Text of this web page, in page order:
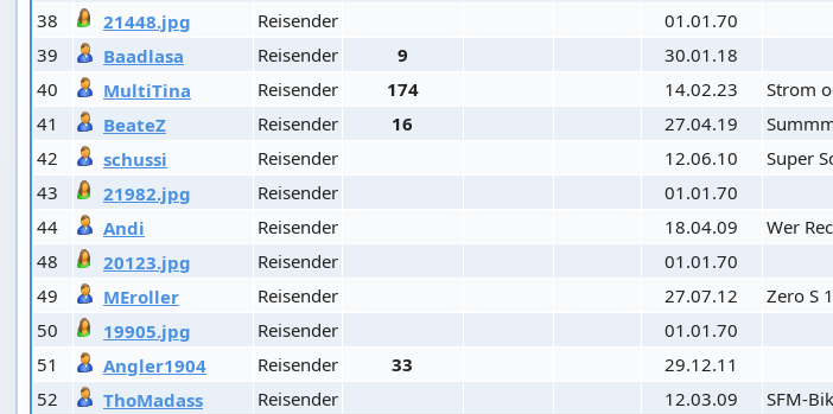
38
21448.jpg Reisender
01.01.70
39
Baadlasa Reisender 9
30.01.18
40
MultiTina Reisender 174 14.02.23
Strom
41
BeateZ Reisender 16 27.04.19
42
schussi Reisender 12.06.10
Super
43
21982.jpg Reisender
01.01.70
44
Andi Reisender 18.04.09
Wer
48
20123.jpg Reisender
01.01.70
49
MEroller Reisender 27.07.12
Zero S
50
19905.jpg Reisender
01.01.70
51
Angler1904 Reisender 33
29.12.11
52
ThoMadass Reisender 12.03.09
SFM-